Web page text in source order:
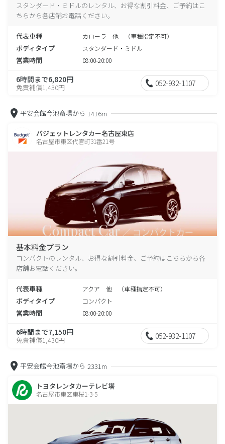
スタンダード・ミドルのレンタル、お得な割引料金、ご予約はこ
ちらから各店舗お電話ください。
代表車種 カローラ 他 （車種指定不可）
ボディタイプ スタンダード・ミドル
営業時間 08:00-20:00
6時間まで6,820円
免責補償1,430円 052-932-1107
平安会館今池斎場から 1416m
バジェットレンタカー名古屋東店
名古屋市東区代官町31番21号
基本料金プラン
コンパクトのレンタル、お得な割引料金、ご予約はこちらから各
店舗お電話ください。
代表車種 アクア 他 （車種指定不可）
ボディタイプ コンパクト
営業時間 08:00-20:00
6時間まで7,150円
免責補償1,430円 052-932-1107
平安会館今池斎場から 2331m
トヨタレンタカーテレビ塔
名古屋市東区東桜1-3-5